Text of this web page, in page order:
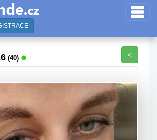
(40) <